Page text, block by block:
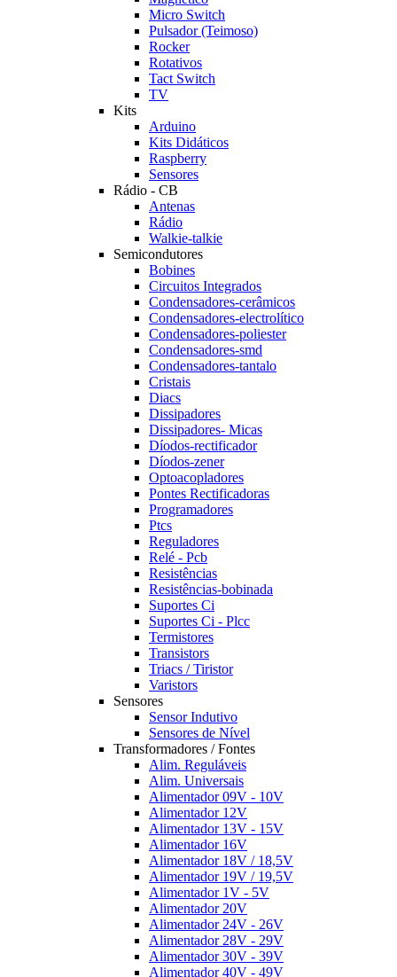
Micro Switch
Pulsador (Teimoso)
Rocker
Rotativos
Tact Switch
TV
Kits
Arduino
Kits Didáticos
Raspberry
Sensores
Rádio - CB
Antenas
Rádio
Walkie-talkie
Semicondutores
Bobines
Circuitos Integrados
Condensadores-cerâmicos
Condensadores-electrolítico
Condensadores-poliester
Condensadores-smd
Condensadores-tantalo
Cristais
Diacs
Dissipadores
Dissipadores- Micas
Díodos-rectificador
Díodos-zener
Optoacopladores
Pontes Rectificadoras
Programadores
Ptcs
Reguladores
Relé - Pcb
Resistências
Resistências-bobinada
Suportes Ci
Suportes Ci - Plcc
Termistores
Transistors
Triacs / Tiristor
Varistors
Sensores
Sensor Indutivo
Sensores de Nível
Transformadores / Fontes
Alim. Reguláveis
Alim. Universais
Alimentador 09V - 10V
Alimentador 12V
Alimentador 13V - 15V
Alimentador 16V
Alimentador 18V / 18,5V
Alimentador 19V / 19,5V
Alimentador 1V - 5V
Alimentador 20V
Alimentador 24V - 26V
Alimentador 28V - 29V
Alimentador 30V - 39V
Alimentador 40V - 49V